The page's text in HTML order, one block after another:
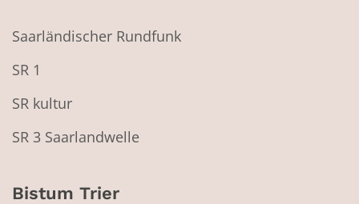
Saarländischer Rundfunk
SR 1
SR kultur
SR 3 Saarlandwelle
Bistum Trier